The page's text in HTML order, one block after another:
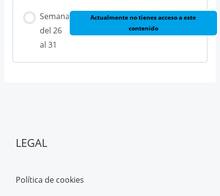
Semana
del 26
al 31
Actualmente no tienes acceso a este
contenido
LEGAL
Política de cookies